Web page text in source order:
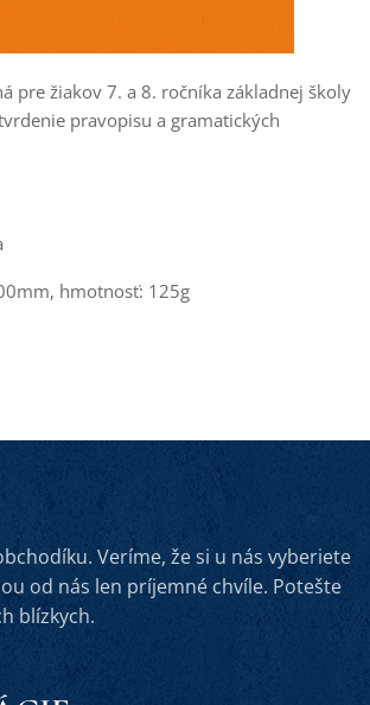
pre žiakov 7. a 8. ročníka základnej školy
pravopisu a gramatických
hmotnosť: 125g
Veríme, že si u nás vyberiete
od nás len príjemné chvíle. Potešte
blízkych.